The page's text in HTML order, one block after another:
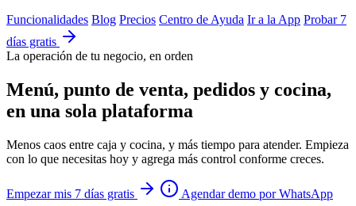
Funcionalidades Blog Precios Centro de Ayuda Ir a la App Probar 7
días gratis
La operación de tu negocio, en orden
Menú, punto de venta, pedidos y cocina,
en una sola plataforma
Menos caos entre caja y cocina, y más tiempo para atender. Empieza
con lo que necesitas hoy y agrega más control conforme creces.
Empezar mis 7 días gratis Agendar demo por WhatsApp